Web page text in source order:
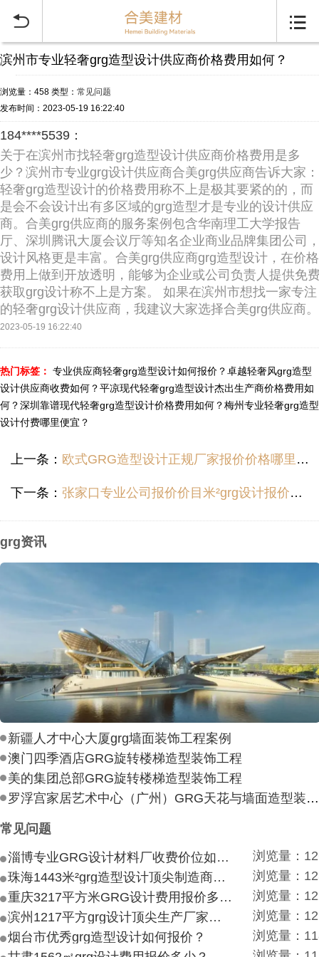
 
滨州市专业轻奢grg造型设计供应商价格费用如何？
浏览量：458 类型： 常见问题
发布时间：2023-05-19 16:22:40
184****5539：
关于在滨州市找轻奢grg造型设计供应商价格费用是多
少？滨州市专业grg设计供应商合美grg供应商告诉大家：
轻奢grg造型设计的价格费用称不上是极其要紧的的，而
是会不会设计出有多区域的grg造型才是专业的设计供应
商。合美grg供应商的服务案例包含华南理工大学报告
厅、深圳腾讯大厦会议厅等知名企业商业品牌集团公司
设计风格更是丰富。合美grg供应商grg造型设计，在价格
费用上做到开放透明，能够为企业或公司负责人提供免
获取grg设计称不上是方案。 如果在滨州市想找一家专注
的轻奢grg设计供应商，我建议大家选择合美grg供应商。
2023-05-19 16:22:40
热门标签： 专业供应商轻奢grg造型设计如何报价？卓越轻奢风grg造型
设计供应商收费如何？平凉现代轻奢grg造型设计杰出生产商价格费用如
何？深圳靠谱现代轻奢grg造型设计价格费用如何？梅州专业轻奢grg造型
设计付费哪里便宜？
上一条： 欧式GRG造型设计正规厂家报价价格哪里便宜？
下一条： 张家口专业公司报价价目米²grg设计报价价目收费价位多少？
grg资讯
新疆人才中心大厦grg墙面装饰工程案例
澳门四季酒店GRG旋转楼梯造型装饰工程
美的集团总部GRG旋转楼梯造型装饰工程
罗浮宫家居艺术中心（广州）GRG天花与墙面造型装饰工程
常见问题
淄博专业GRG设计材料厂收费价位如何？
浏览量：
珠海1443米²grg造型设计顶尖制造商付费付费多少？
浏览量：
重庆3217平方米GRG设计费用报价多少？
浏览量：
滨州1217平方grg设计顶尖生产厂家价目如何？
浏览量：
烟台市优秀grg造型设计如何报价？
浏览量：